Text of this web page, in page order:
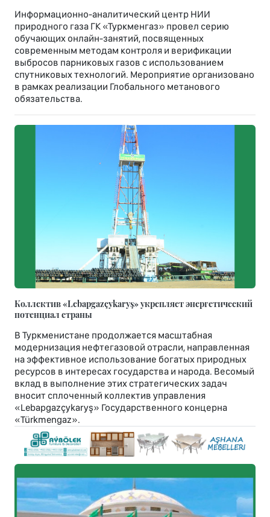
Информационно-аналитический центр НИИ
природного газа ГК «Туркменгаз» провел серию
обучающих онлайн-занятий, посвященных
современным методам контроля и верификации
выбросов парниковых газов с использованием
спутниковых технологий. Мероприятие организовано
в рамках реализации Глобального метанового
обязательства.
Коллектив «Lebapgazçykaryş» укрепляет энергетический
потенциал страны
В Туркменистане продолжается масштабная
модернизация нефтегазовой отрасли, направленная
на эффективное использование богатых природных
ресурсов в интересах государства и народа. Весомый
вклад в выполнение этих стратегических задач
вносит сплоченный коллектив управления
«Lebapgazçykaryş» Государственного концерна
«Türkmengaz».